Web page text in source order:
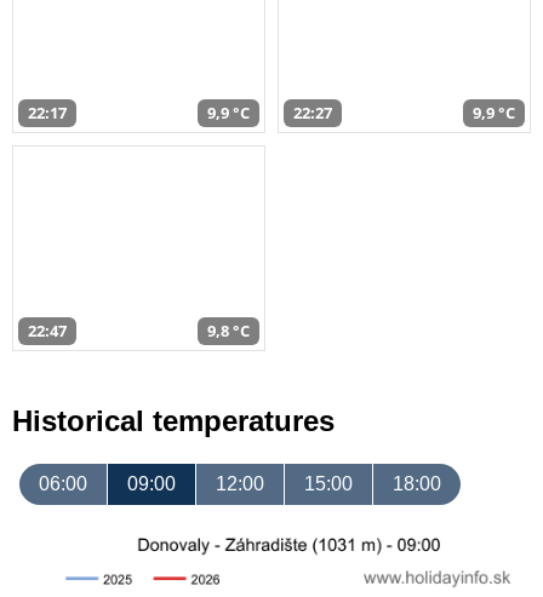
22:17 9,9 °C 22:27 9,9 °C
22:47 9,8 °C
Historical temperatures
06:00 09:00 12:00 15:00 18:00